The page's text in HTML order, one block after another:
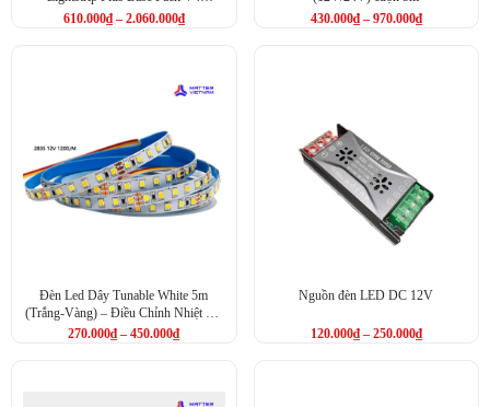
(PHLSPAPR)
610.000₫ – 2.060.000₫
430.000₫ – 970.000₫
Đèn Led Dây Tunable White 5m
(Trắng-Vàng) – Điều Chỉnh Nhiệt Độ
Màu (PKLS-S12)
270.000₫ – 450.000₫
Nguồn đèn LED DC 12V
120.000₫ – 250.000₫